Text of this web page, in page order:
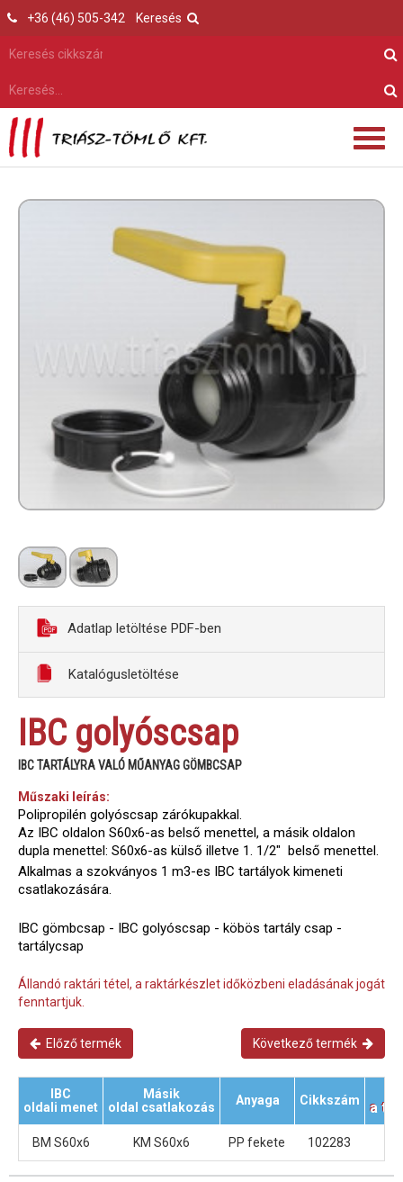
Keresés
+36 (46) 505-342
Adatlap letöltése PDF-ben
Katalógusletöltése
IBC golyóscsap
IBC TARTÁLYRA VALÓ MŰANYAG GÖMBCSAP
Műszaki leírás:
Polipropilén golyóscsap zárókupakkal.
Az IBC oldalon S60x6-as belső menettel, a másik oldalon
dupla menettel: S60x6-as külső illetve 1. 1/2" belső menettel.
Alkalmas a szokványos 1 m3-es IBC tartályok kimeneti
csatlakozására.
IBC gömbcsap - IBC golyóscsap - köbös tartály csap -
tartálycsap
Állandó raktári tétel, a raktárkészlet időközbeni eladásának jogát
fenntartjuk.
Előző termék Következő termék
IBC
oldali menet
Másik
oldal csatlakozás
Anyaga Cikkszám
a
BM S60x6 KM S60x6 PP fekete 102283